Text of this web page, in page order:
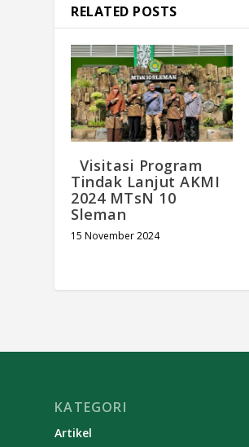
RELATED POSTS
Visitasi Program
Tindak Lanjut AKMI
2024 MTsN 10
Sleman
15 November 2024
KATEGORI
Artikel